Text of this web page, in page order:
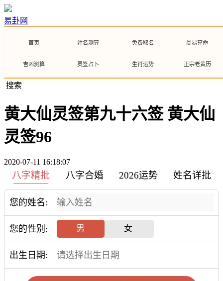
易卦网
首页 姓名测算 免费取名 周易算命
吉凶测算 灵签占卜 生肖运势 正宗老黄历
搜索
黄大仙灵签第九十六签 黄大仙
灵签96
2020-07-11 16:18:07
八字精批 八字合婚 2026运势 姓名详批
您的姓名:
您的性别: 男 女
出生日期: